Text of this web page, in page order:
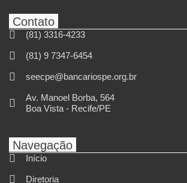
Contato
(81) 3316-4233
(81) 9 7347-6454
seecpe@bancariospe.org.br
Av. Manoel Borba, 564
Boa Vista - Recife/PE
Navegação
Início
Diretoria